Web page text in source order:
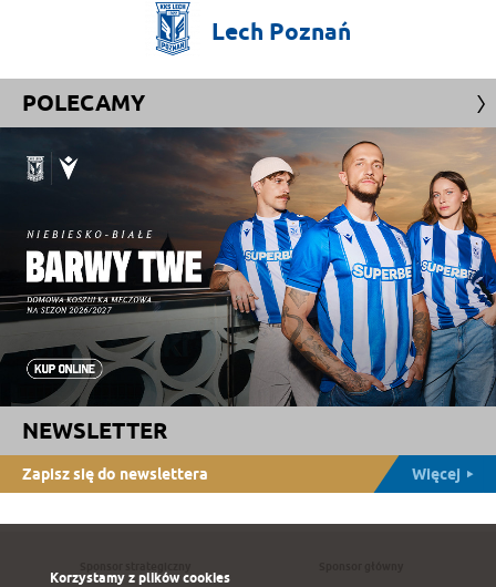
Lech Poznań
POLECAMY
NEWSLETTER
Zapisz się do newslettera Więcej
Korzystamy z plików cookies